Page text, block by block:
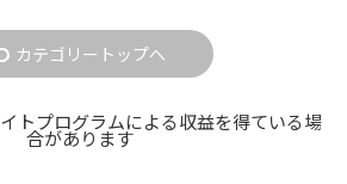
カテゴリートップへ
トプログラムによる収益を得ている場
合があります